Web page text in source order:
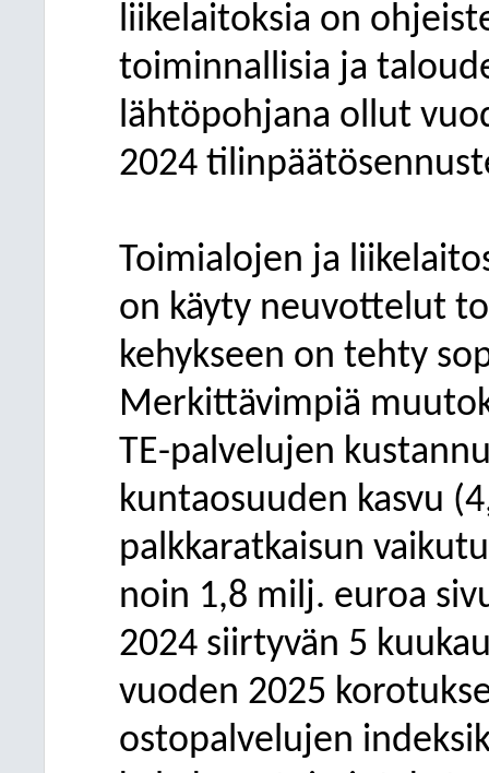
liikelaitoksia on
toiminnallisia ja
lähtöpohjana ollut
2024
Toimialojen ja
on käyty neuvottelut
kehykseen on tehty
Merkittävimpiä
TE-palvelujen
kuntaosuuden kasvu
palkkaratkaisun
noin 1,8 milj. euroa
2024 siirtyvän 5
vuoden 2025
ostopalvelujen